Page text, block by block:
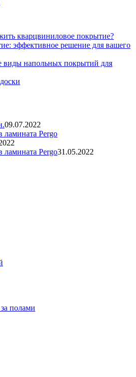
кварцвиниловое покрытие?
эффективное решение для вашего
виды напольных покрытий для
09.07.2022
ламината Pergo
ламината Pergo31.05.2022
полами